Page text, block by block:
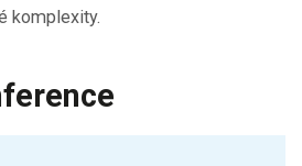
komplexity.